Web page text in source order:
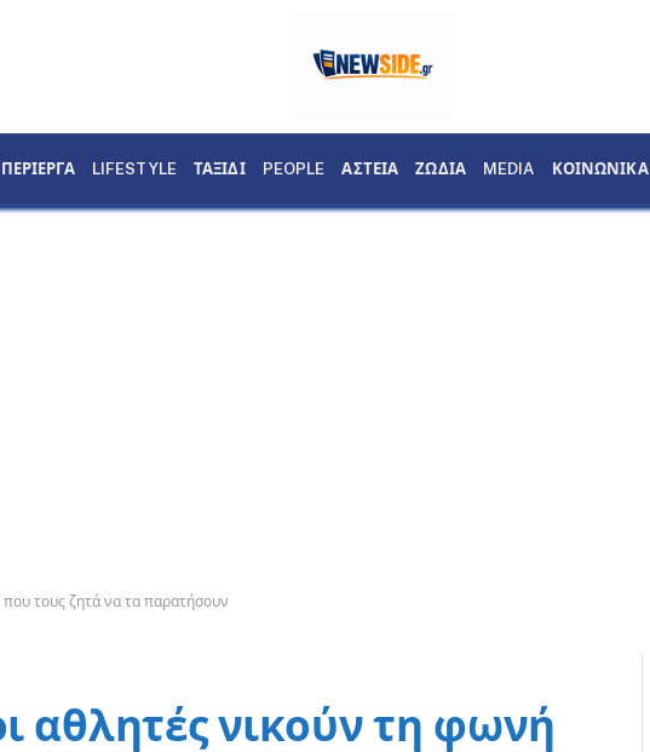
ΠΕΡΙΕΡΓΑ LIFESTYLE ΤΑΞΙΔΙ PEOPLE ΑΣΤΕΙΑ ΖΩΔΙΑ MEDIA ΚΟΙΝΩΝΙΚΑ
τους ζητά να τα παρατήσουν
αθλητές νικούν τη φωνή